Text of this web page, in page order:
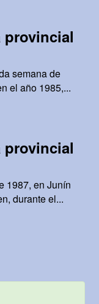
provincial
semana de
el año 1985,...
provincial
1987, en Junín
durante el...